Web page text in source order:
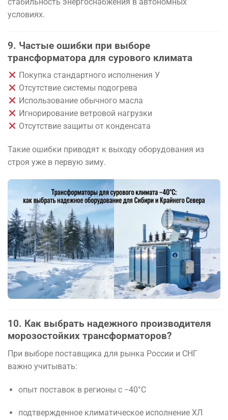
условиях.
9. Частые ошибки при выборе
трансформатора для сурового климата
Покупка стандартного исполнения У
Отсутствие системы подогрева
Использование обычного масла
Игнорирование ветровой нагрузки
Отсутствие защиты от конденсата
Такие ошибки приводят к выходу оборудования из
строя уже в первую зиму.
10. Как выбрать надежного производителя
морозостойких трансформаторов?
При выборе поставщика для рынка России и СНГ
важно учитывать:
опыт поставок в регионы с −40°C
подтвержденное климатическое исполнение ХЛ